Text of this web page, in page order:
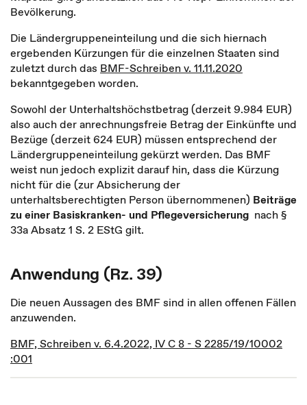
Bevölkerung.
Die Ländergruppeneinteilung und die sich hiernach
ergebenden Kürzungen für die einzelnen Staaten sind
zuletzt durch das BMF-Schreiben v. 11.11.2020
bekanntgegeben worden.
Sowohl der Unterhaltshöchstbetrag (derzeit 9.984 EUR)
also auch der anrechnungsfreie Betrag der Einkünfte und
Bezüge (derzeit 624 EUR) müssen entsprechend der
Ländergruppeneinteilung gekürzt werden. Das BMF
weist nun jedoch explizit darauf hin, dass die Kürzung
nicht für die (zur Absicherung der
unterhaltsberechtigten Person übernommenen) Beiträge
zu einer Basiskranken- und Pflegeversicherung nach §
33a Absatz 1 S. 2 EStG gilt.
Anwendung (Rz. 39)
Die neuen Aussagen des BMF sind in allen offenen Fällen
anzuwenden.
BMF, Schreiben v. 6.4.2022, IV C 8 - S 2285/19/10002
:001